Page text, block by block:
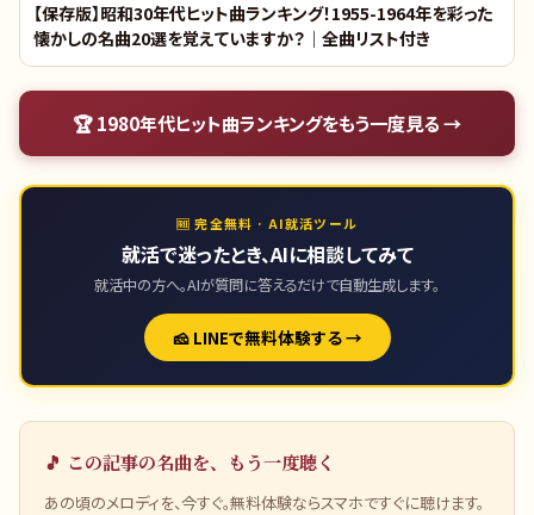
【保存版】昭和30年代ヒット曲ランキング！1955-1964年を彩った
懐かしの名曲20選を覚えていますか？｜全曲リスト付き
🏆1980年代ヒット曲ランキングをもう一度見る →
🆓 完全無料 · AI就活ツール
就活で迷ったとき、AIに相談してみて
就活中の方へ。AIが質問に答えるだけで自動生成します。
🧀 LINEで無料体験する →
🎵 この記事の名曲を、もう一度聴く
あの頃のメロディを、今すぐ。無料体験ならスマホですぐに聴けます。